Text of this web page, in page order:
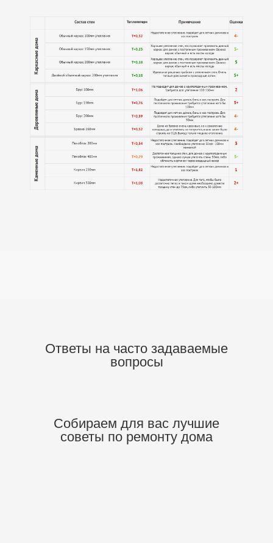
Ответы на часто задаваемые
вопросы
Собираем для вас лучшие
советы по ремонту дома